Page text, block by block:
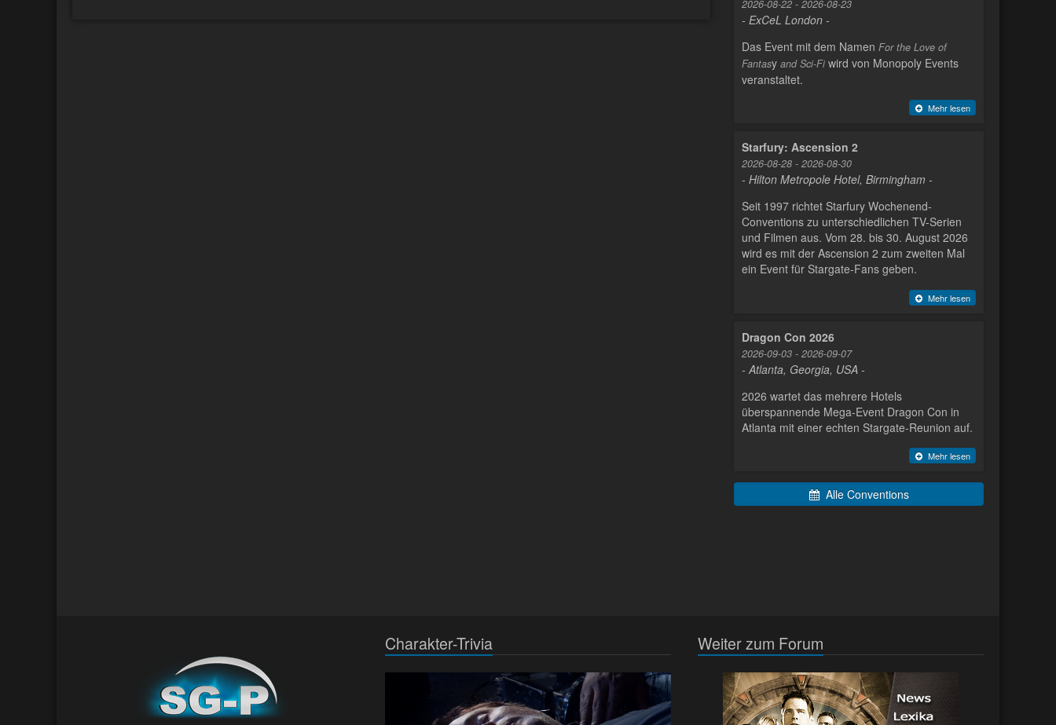
2026-08-22 - 2026-08-23
- ExCeL London -
Das Event mit dem Namen For the Love of
Fantasy and Sci-Fi wird von Monopoly Events
veranstaltet.
Mehr lesen
Starfury: Ascension 2
2026-08-28 - 2026-08-30
- Hilton Metropole Hotel, Birmingham -
Seit 1997 richtet Starfury Wochenend-
Conventions zu unterschiedlichen TV-Serien
und Filmen aus. Vom 28. bis 30. August 2026
wird es mit der Ascension 2 zum zweiten Mal
ein Event für Stargate-Fans geben.
Mehr lesen
Dragon Con 2026
2026-09-03 - 2026-09-07
- Atlanta, Georgia, USA -
2026 wartet das mehrere Hotels
überspannende Mega-Event Dragon Con in
Atlanta mit einer echten Stargate-Reunion auf.
Mehr lesen
Alle Conventions
Charakter-Trivia Weiter zum Forum